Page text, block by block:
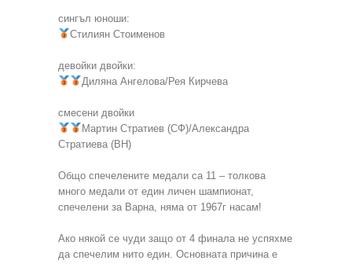
сингъл юноши:
Стилиян Стоименов
девойки двойки:
Диляна Ангелова/Рея Кирчева
смесени двойки
Мартин Стратиев (СФ)/Александра
Стратиева (ВН)
Общо спечелените медали са 11 – толкова
много медали от един личен шампионат,
спечелени за Варна, няма от 1967г насам!
Ако някой се чуди защо от 4 финала не успяхме
да спечелим нито един. Основната причина е